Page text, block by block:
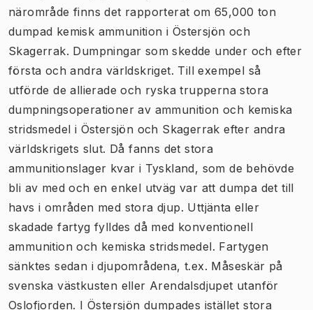
närområde finns det rapporterat om 65,000 ton
dumpad kemisk ammunition i Östersjön och
Skagerrak. Dumpningar som skedde under och efter
första och andra världskriget. Till exempel så
utförde de allierade och ryska trupperna stora
dumpningsoperationer av ammunition och kemiska
stridsmedel i Östersjön och Skagerrak efter andra
världskrigets slut. Då fanns det stora
ammunitionslager kvar i Tyskland, som de behövde
bli av med och en enkel utväg var att dumpa det till
havs i områden med stora djup. Uttjänta eller
skadade fartyg fylldes då med konventionell
ammunition och kemiska stridsmedel. Fartygen
sänktes sedan i djupområdena, t.ex. Måseskär på
svenska västkusten eller Arendalsdjupet utanför
Oslofjorden. I Östersjön dumpades istället stora